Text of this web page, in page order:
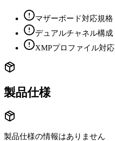
マザーボード対応規格
デュアルチャネル構成
XMPプロファイル対応
製品仕様
製品仕様の情報はありません